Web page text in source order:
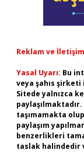
Reklam ve
Yasal Uyarı: Bu
veya şahıs
Sitede yalnızca
taşımamakta
paylaşım
benzerlikleri
taslak halindedir